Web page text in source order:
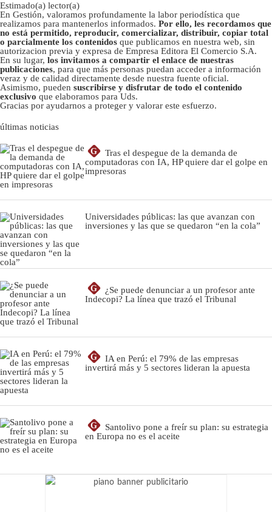
Estimado(a) lector(a)
En Gestión, valoramos profundamente la labor periodística que
realizamos para mantenerlos informados. Por ello, les recordamos que
no está permitido, reproducir, comercializar, distribuir, copiar total
o parcialmente los contenidos que publicamos en nuestra web, sin
autorizacion previa y expresa de Empresa Editora El Comercio S.A.
En su lugar, los invitamos a compartir el enlace de nuestras
publicaciones, para que más personas puedan acceder a información
veraz y de calidad directamente desde nuestra fuente oficial.
Asimismo, pueden suscribirse y disfrutar de todo el contenido
exclusivo que elaboramos para Uds.
Gracias por ayudarnos a proteger y valorar este esfuerzo.
últimas noticias
G
Tras el despegue de la demanda de
computadoras con IA, HP quiere dar el golpe en
impresoras
Universidades públicas: las que avanzan con
inversiones y las que se quedaron “en la cola”
G
¿Se puede denunciar a un profesor ante
Indecopi? La línea que trazó el Tribunal
G
IA en Perú: el 79% de las empresas
invertirá más y 5 sectores lideran la apuesta
G
Santolivo pone a freír su plan: su estrategia
en Europa no es el aceite